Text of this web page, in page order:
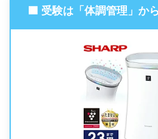
🟦 受験は「体調管理」か